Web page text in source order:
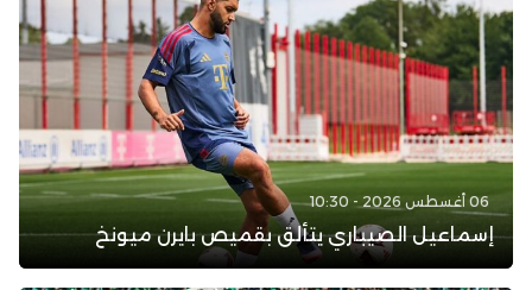
06 أغسطس 2026 - 10:30
إسماعيل الصيباري يتألق بقميص بايرن ميونخ